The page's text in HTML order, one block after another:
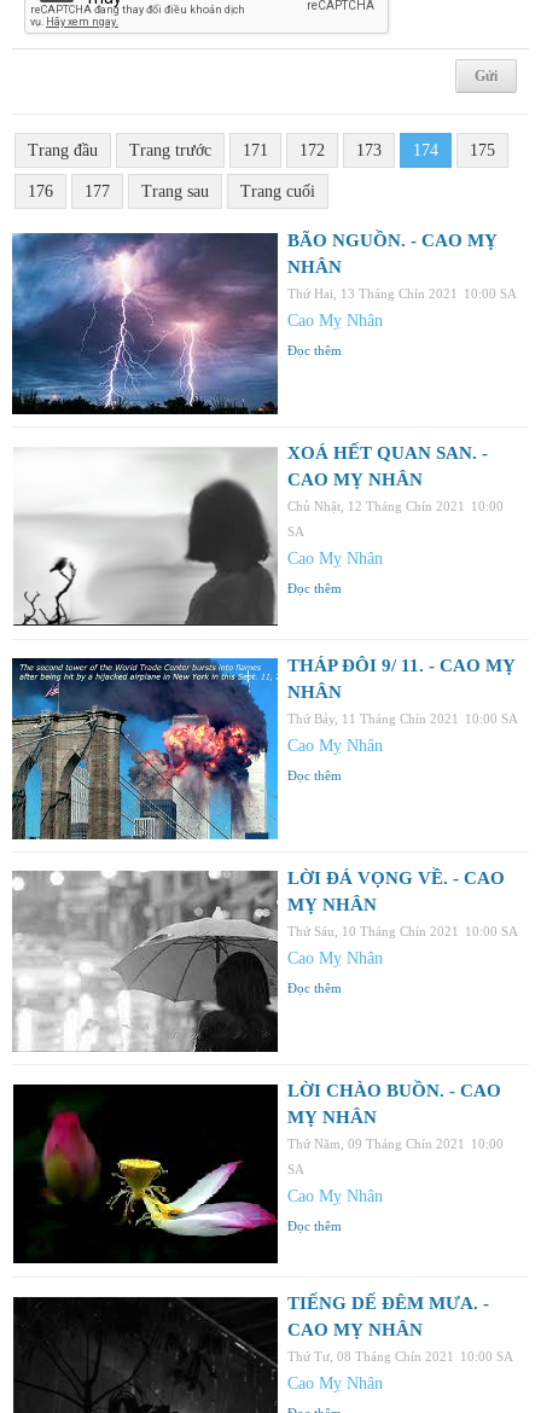
Trang đầu Trang trước 171 172 173 174 175
176 177 Trang sau Trang cuối
BÃO NGUỒN. - CAO MỴ
NHÂN
Thứ Hai, 13 Tháng Chín 2021 10:00 SA
Cao Mỵ Nhân
Đọc thêm
XOÁ HẾT QUAN SAN. -
CAO MỴ NHÂN
Chủ Nhật, 12 Tháng Chín 2021
10:00
SA
Cao Mỵ Nhân
Đọc thêm
THÁP ĐÔI 9/ 11. - CAO MỴ
NHÂN
Thứ Bảy, 11 Tháng Chín 2021 10:00 SA
Cao Mỵ Nhân
Đọc thêm
LỜI ĐÁ VỌNG VỀ. - CAO
MỴ NHÂN
Thứ Sáu, 10 Tháng Chín 2021 10:00 SA
Cao Mỵ Nhân
Đọc thêm
LỜI CHÀO BUỒN. - CAO
MỴ NHÂN
Thứ Năm, 09 Tháng Chín 2021
10:00
SA
Cao Mỵ Nhân
Đọc thêm
TIẾNG DẾ ĐÊM MƯA. -
CAO MỴ NHÂN
Thứ Tư, 08 Tháng Chín 2021 10:00 SA
Cao Mỵ Nhân